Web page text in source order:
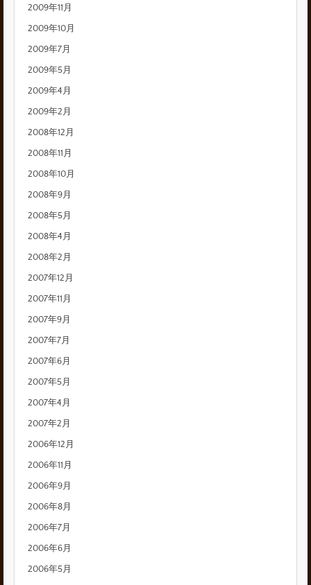
2009年11月
2009年10月
2009年7月
2009年5月
2009年4月
2009年2月
2008年12月
2008年11月
2008年10月
2008年9月
2008年5月
2008年4月
2008年2月
2007年12月
2007年11月
2007年9月
2007年7月
2007年6月
2007年5月
2007年4月
2007年2月
2006年12月
2006年11月
2006年9月
2006年8月
2006年7月
2006年6月
2006年5月